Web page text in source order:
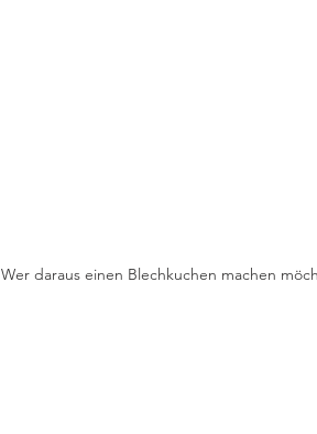
Wer daraus einen Blechkuchen machen